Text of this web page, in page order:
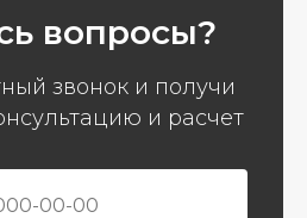
вопросы?
звонок и получи
и расчет